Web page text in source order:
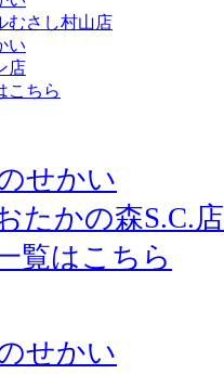
むさし村山店
い
店
こちら
せかい
たかの森S.C.店
覧はこちら
せかい